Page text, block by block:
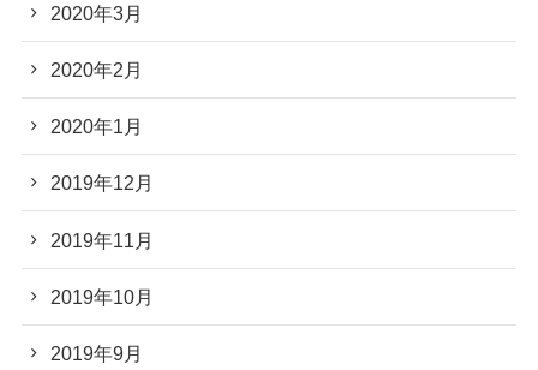
2020年3月
2020年2月
2020年1月
2019年12月
2019年11月
2019年10月
2019年9月